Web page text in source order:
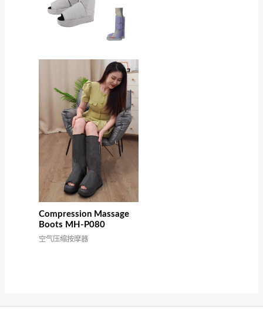
Compression Massage
Boots MH-P080
空气压缩按摩器